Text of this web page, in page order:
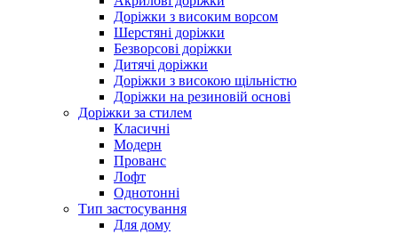
Доріжки з високим ворсом
Шерстяні доріжки
Безворсові доріжки
Дитячі доріжки
Доріжки з високою щільністю
Доріжки на резиновій основі
Доріжки за стилем
Класичні
Модерн
Прованс
Лофт
Однотонні
Тип застосування
Для дому